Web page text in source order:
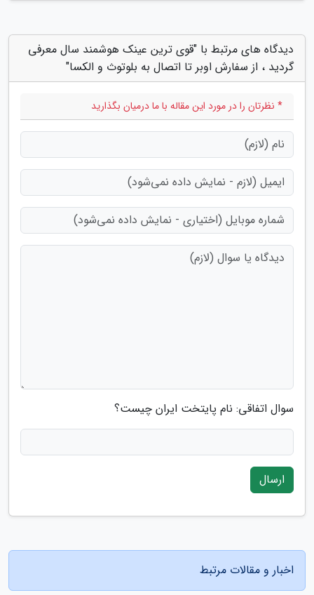
دیدگاه های مرتبط با "قوی ترین عینک هوشمند سال معرفی
گردید ، از سفارش اوبر تا اتصال به بلوتوث و الکسا"
* نظرتان را در مورد این مقاله با ما درمیان بگذارید
سوال اتفاقی: نام پایتخت ایران چیست؟
ارسال
اخبار و مقالات مرتبط